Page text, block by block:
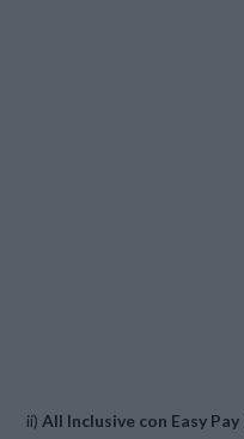
ii) All Inclusive con Easy Pay